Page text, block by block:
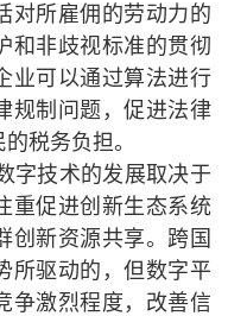
对所雇佣的劳动力的
和非歧视标准的贯彻
业可以通过算法进行
规制问题，促进法律
税务负担。
字技术的发展取决于
重促进创新生态系统
创新资源共享。跨国
所驱动的，但数字平
争激烈程度，改善信